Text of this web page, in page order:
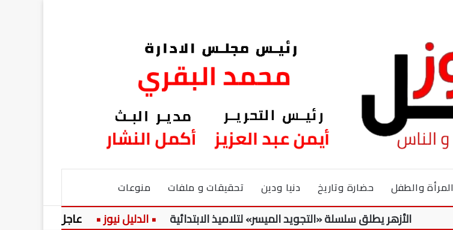
المرأة والطفل حضارة وتاريخ دنيا ودين تحقيقات و ملفات منوعات
الأزهر يطلق سلسلة «التجويد الميسر» لتلاميذ الابتدائية عاجل: